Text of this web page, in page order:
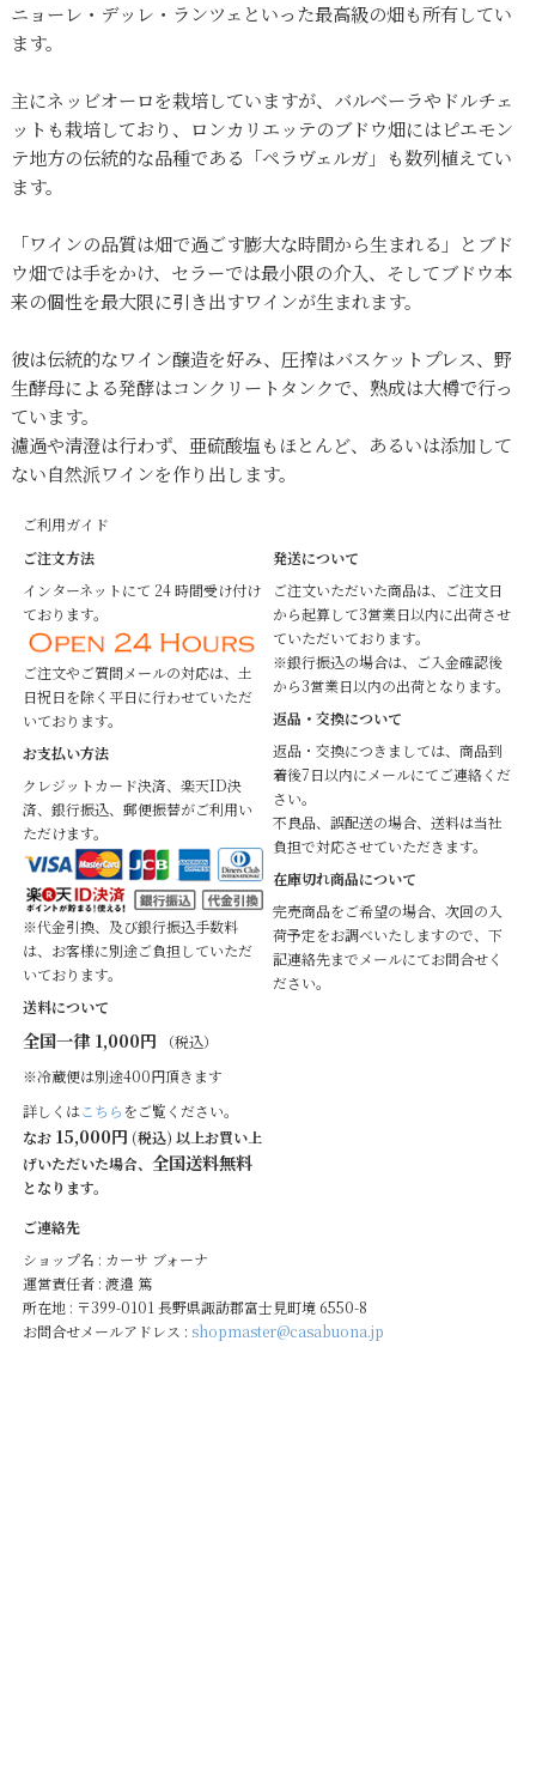
ニョーレ・デッレ・ランツェといった最高級の畑も所有してい
ます。
主にネッビオーロを栽培していますが、バルベーラやドルチェ
ットも栽培しており、ロンカリエッテのブドウ畑にはピエモン
テ地方の伝統的な品種である「ペラヴェルガ」も数列植えてい
ます。
「ワインの品質は畑で過ごす膨大な時間から生まれる」とブド
ウ畑では手をかけ、セラーでは最小限の介入、そしてブドウ本
来の個性を最大限に引き出すワインが生まれます。
彼は伝統的なワイン醸造を好み、圧搾はバスケットプレス、野
生酵母による発酵はコンクリートタンクで、熟成は大樽で行っ
ています。
濾過や清澄は行わず、亜硫酸塩もほとんど、あるいは添加して
ない自然派ワインを作り出します。
ご利用ガイド
ご注文方法
インターネットにて 24 時間受け付け
ております。
ご注文やご質問メールの対応は、土
日祝日を除く平日に行わせていただ
いております。
お支払い方法
クレジットカード決済、楽天ID決
済、銀行振込、郵便振替がご利用い
ただけます。
※代金引換、及び銀行振込手数料
は、お客様に別途ご負担していただ
いております。
送料について
全国一律 1,000円 （税込）
※冷蔵便は別途400円頂きます
詳しくはこちらをご覧ください。
なお 15,000円 (税込) 以上お買い上
げいただいた場合、 全国送料無料
となります。
発送について
ご注文いただいた商品は、ご注文日
から起算して3営業日以内に出荷させ
ていただいております。
※銀行振込の場合は、ご入金確認後
から3営業日以内の出荷となります。
返品・交換について
返品・交換につきましては、商品到
着後7日以内にメールにてご連絡くだ
さい。
不良品、誤配送の場合、送料は当社
負担で対応させていただきます。
在庫切れ商品について
完売商品をご希望の場合、次回の入
荷予定をお調べいたしますので、下
記連絡先までメールにてお問合せく
ださい。
ご連絡先
ショップ名 : カーサ ブォーナ
運営責任者 : 渡邉 篤
所在地 : 〒399-0101 長野県諏訪郡富士見町境 6550-8
お問合せメールアドレス : shopmaster@casabuona.jp